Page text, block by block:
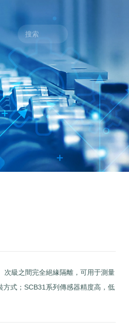
次級之間完全絕緣隔離，可用于測量
式；SCB31系列傳感器精度高，低